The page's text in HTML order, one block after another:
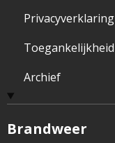
Privacyverklaring
Toegankelijkheid
Archief
Brandweer